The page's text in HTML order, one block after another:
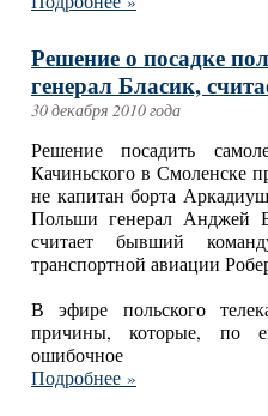
Решение о посадке
генерал Бласик,
30 декабря 2010 года
Решение посадить
Качиньского в Смоленске
не капитан борта
Польши генерал Анджей
считает бывший
транспортной авиации
В эфире польского
причины, которые, по
ошибочное
Подробнее »